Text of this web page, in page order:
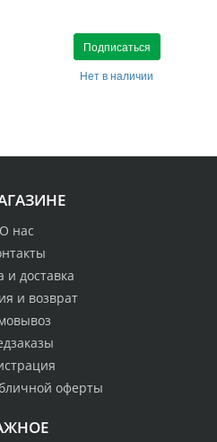
Подписаться
Нет в наличии
О нас
и доставка
и возврат
оферты